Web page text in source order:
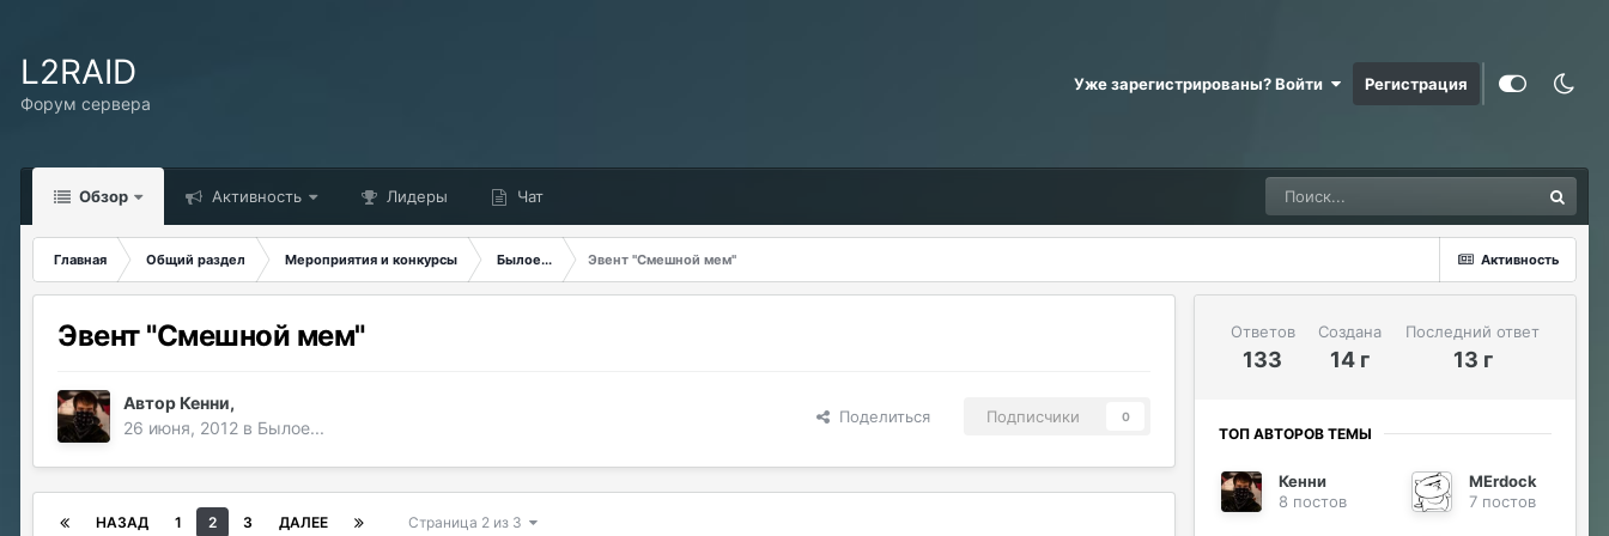
L2RAID
Форум сервера
Уже зарегистрированы? Войти Регистрация
Обзор Активность Лидеры Чат
Активность
Главная Общий раздел Мероприятия и конкурсы Былое... Эвент "Смешной мем"
Эвент "Смешной мем"
АвторКенни,
26 июня, 2012 в Былое...
Поделиться Подписчики 0
НАЗАД 1 2 3 ДАЛЕЕ Страница 2 из 3
Ответов
133
Создана
14 г
Последний ответ
13 г
ТОП АВТОРОВ ТЕМЫ
Кенни
8 постов
MErdock
7 постов